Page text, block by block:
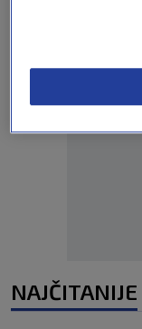
NAJČITANIJE